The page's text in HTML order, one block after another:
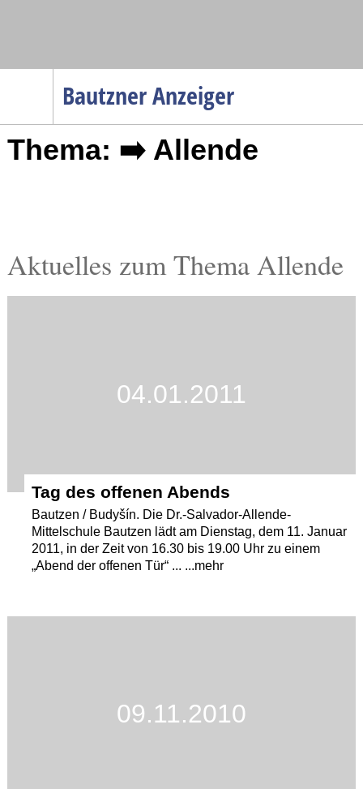
Bautzner Anzeiger
Menüpunkte
Startseite
Verkehr
Thema: ➡️ Allende
Aktuelles zum Thema Allende
04.01.2011
Tag des offenen Abends
Bautzen / Budyšín. Die Dr.-Salvador-Allende-
Mittelschule Bautzen lädt am Dienstag, dem 11. Januar
2011, in der Zeit von 16.30 bis 19.00 Uhr zu einem
„Abend der offenen Tür“ ... ...mehr
09.11.2010